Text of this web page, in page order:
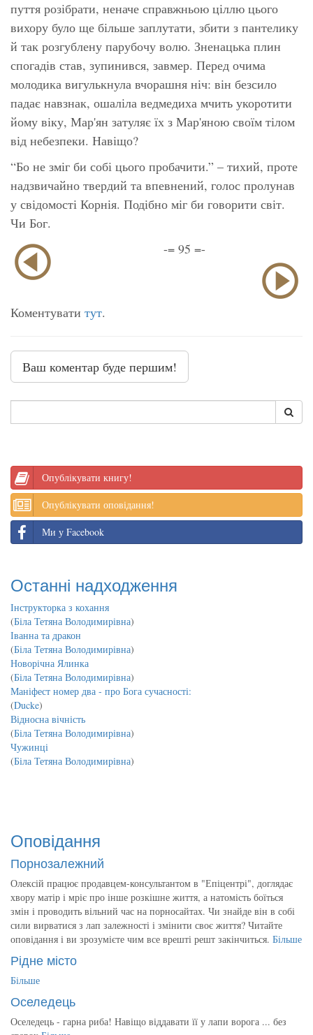
пуття розібрати, неначе справжньою ціллю цього
вихору було ще більше заплутати, збити з пантелику
й так розгублену парубочу волю. Зненацька плин
спогадів став, зупинився, завмер. Перед очима
молодика вигулькнула вчорашня ніч: він безсило
падає навзнак, ошаліла ведмедиха мчить укоротити
йому віку, Мар'ян затуляє їх з Мар'яною своїм тілом
від небезпеки. Навіщо?
“Бо не зміг би собі цього пробачити.” – тихий, проте
надзвичайно твердий та впевнений, голос пролунав
у свідомості Корнія. Подібно міг би говорити світ.
Чи Бог.
-= 95 =-
Коментувати тут.
Ваш коментар буде першим!
Опублікувати книгу!
Опублікувати оповідання!
Ми у Facebook
Останні надходження
Інструкторка з кохання
(Біла Тетяна Володимирівна)
Іванна та дракон
(Біла Тетяна Володимирівна)
Новорічна Ялинка
(Біла Тетяна Володимирівна)
Маніфест номер два - про Бога сучасності:
(Ducke)
Відносна вічність
(Біла Тетяна Володимирівна)
Чужинці
(Біла Тетяна Володимирівна)
Оповідання
Порнозалежний
Олексій працює продавцем-консультантом в "Епіцентрі", доглядає
хвору матір і мріє про інше розкішне життя, а натомість боїться
змін і проводить вільний час на порносайтах. Чи знайде він в собі
сили вирватися з лап залежності і змінити своє життя? Читайте
оповідання і ви зрозумієте чим все врешті решт закінчиться. Більше
Рідне місто
Більше
Оселедець
Оселедець - гарна риба! Навіщо віддавати її у лапи ворога ... без